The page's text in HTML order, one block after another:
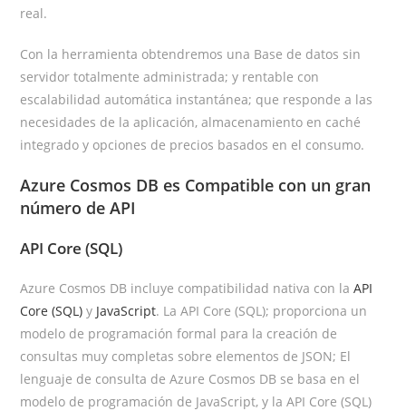
real.
Con la herramienta obtendremos una Base de datos sin
servidor totalmente administrada; y rentable con
escalabilidad automática instantánea; que responde a las
necesidades de la aplicación, almacenamiento en caché
integrado y opciones de precios basados en el consumo.
Azure Cosmos DB es Compatible con un gran
número de API
API Core (SQL)
Azure Cosmos DB incluye compatibilidad nativa con laAPI
Core (SQL) y JavaScript. La API Core (SQL); proporciona un
modelo de programación formal para la creación de
consultas muy completas sobre elementos de JSON; El
lenguaje de consulta de Azure Cosmos DB se basa en el
modelo de programación de JavaScript, y la API Core (SQL)